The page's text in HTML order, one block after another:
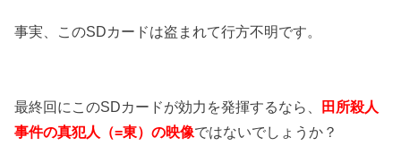
事実、このSDカードは盗まれて行方不明です。
最終回にこのSDカードが効力を発揮するなら、
田所殺人
事件の真犯人（=東）の映像ではないでしょうか？